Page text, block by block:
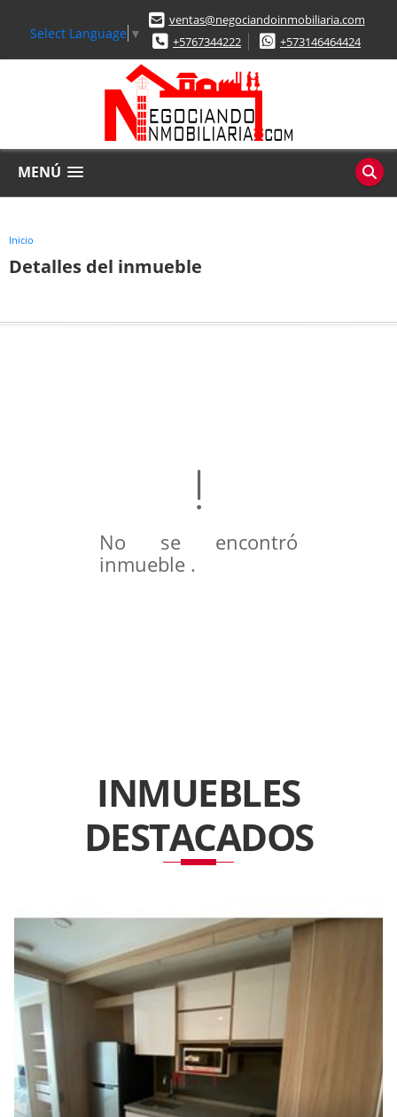
Select Language ▼
ventas@negociandoinmobiliaria.com
+5767344222
+573146464424
MENÚ
Inicio
Detalles del inmueble
No se encontró
inmueble .
INMUEBLES
DESTACADOS